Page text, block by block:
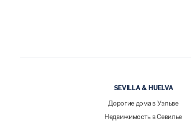
SEVILLA & HUELVA
Дорогие дома в Уэльве
Недвижимость в Севилье